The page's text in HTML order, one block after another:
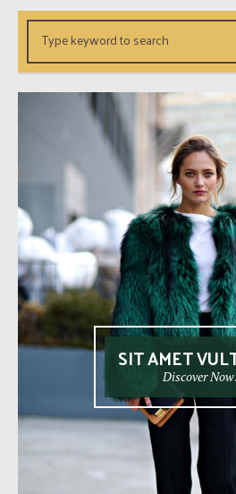
SIT AMET
Discover